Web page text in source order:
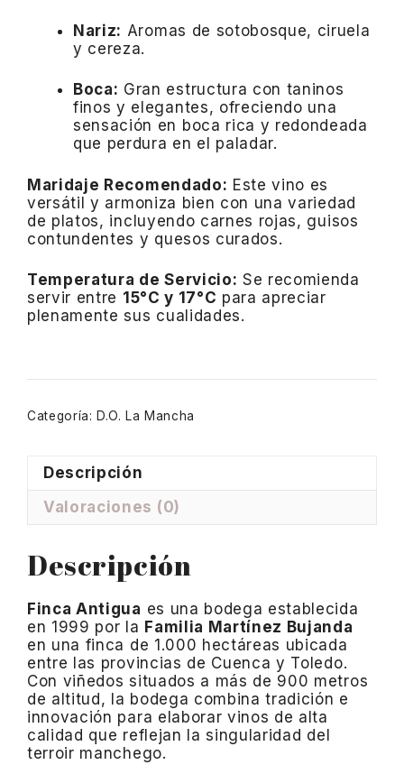
Nariz: Aromas de sotobosque, ciruela
y cereza.
Boca: Gran estructura con taninos
finos y elegantes, ofreciendo una
sensación en boca rica y redondeada
que perdura en el paladar.
Maridaje Recomendado: Este vino es
versátil y armoniza bien con una variedad
de platos, incluyendo carnes rojas, guisos
contundentes y quesos curados.
Temperatura de Servicio: Se recomienda
servir entre 15°C y 17°C para apreciar
plenamente sus cualidades.
Categoría: D.O. La Mancha
Descripción
Valoraciones (0)
Descripción
Finca Antigua es una bodega establecida
en 1999 por la Familia Martínez Bujanda
en una finca de 1.000 hectáreas ubicada
entre las provincias de Cuenca y Toledo.
Con viñedos situados a más de 900 metros
de altitud, la bodega combina tradición e
innovación para elaborar vinos de alta
calidad que reflejan la singularidad del
terroir manchego.